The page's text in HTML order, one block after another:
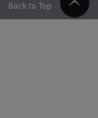
Back to Top